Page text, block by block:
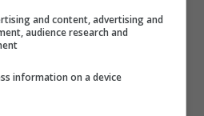
non è
che
per un grande
and content, advertising and
audience research and
information on a device